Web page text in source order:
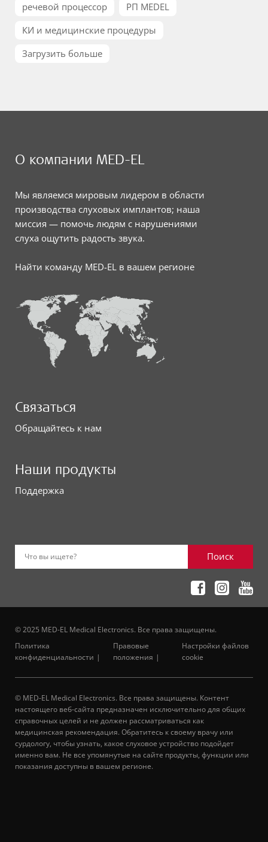
речевой процессор
РП MEDEL
КИ и медицинские процедуры
Загрузить больше
О компании MED-EL
Мы являемся мировым лидером в области
производства слуховых имплантов; наша
миссия — помочь людям с нарушениями
слуха ощутить радость звука.
Найти команду MED-EL в вашем регионе
Связаться
Обращайтесь к нам
Наши продукты
Поддержка
Что вы ищете? Поиск
© 2025 MED-EL Medical Electronics. Все права защищены.
Политика
конфиденциальности
Правовые
положения
Настройки файлов
cookie
© MED-EL Medical Electronics. Все права защищены. Контент
настоящего веб-сайта предназначен исключительно для общих
справочных целей и не должен рассматриваться как
медицинская рекомендация. Обратитесь к своему врачу или
сурдологу, чтобы узнать, какое слуховое устройство подойдет
именно вам. Не все упомянутые на сайте продукты, функции или
показания доступны в вашем регионе.